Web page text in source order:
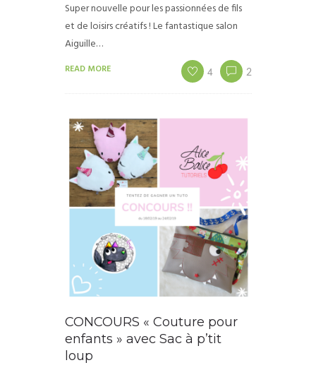
Super nouvelle pour les passionnées de fils
et de loisirs créatifs ! Le fantastique salon
Aiguille…
READ MORE 4 2
CONCOURS « Couture pour
enfants » avec Sac à p’tit
loup